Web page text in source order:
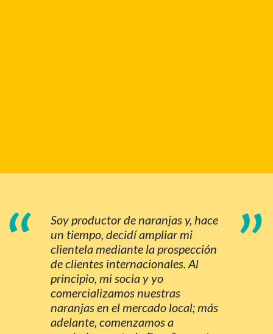
“
Soy productor de naranjas y, hace
un tiempo, decidí ampliar mi
clientela mediante la prospección
de clientes internacionales. Al
principio, mi socia y yo
comercializamos nuestras
naranjas en el mercado local; más
adelante, comenzamos a
”